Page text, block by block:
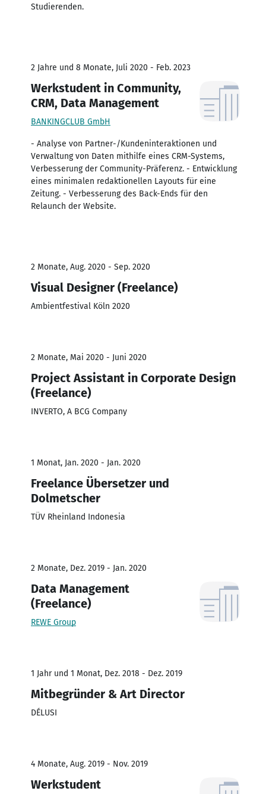
Studierenden.
2 Jahre und 8 Monate, Juli 2020 - Feb. 2023
Werkstudent in Community,
CRM, Data Management
BANKINGCLUB GmbH
- Analyse von Partner-/Kundeninteraktionen und
Verwaltung von Daten mithilfe eines CRM-Systems,
Verbesserung der Community-Präferenz. - Entwicklung
eines minimalen redaktionellen Layouts für eine
Zeitung. - Verbesserung des Back-Ends für den
Relaunch der Website.
2 Monate, Aug. 2020 - Sep. 2020
Visual Designer (Freelance)
Ambientfestival Köln 2020
2 Monate, Mai 2020 - Juni 2020
Project Assistant in Corporate Design
(Freelance)
INVERTO, A BCG Company
1 Monat, Jan. 2020 - Jan. 2020
Freelance Übersetzer und
Dolmetscher
TÜV Rheinland Indonesia
2 Monate, Dez. 2019 - Jan. 2020
Data Management
(Freelance)
REWE Group
1 Jahr und 1 Monat, Dez. 2018 - Dez. 2019
Mitbegründer & Art Director
DÉLUSI
4 Monate, Aug. 2019 - Nov. 2019
Werkstudent